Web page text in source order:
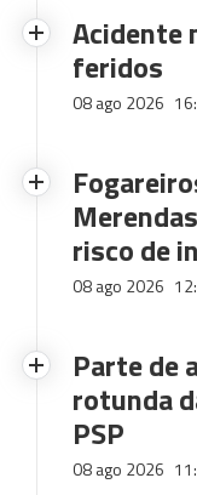
Acidente
feridos
08 ago 2026
risco de
08 ago 2026
Parte de
rotunda
PSP
08 ago 2026